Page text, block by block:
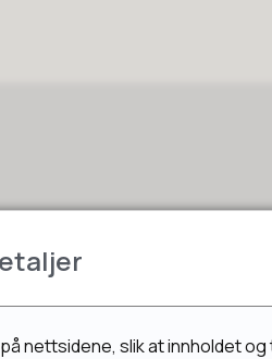
nettsidene, slik at innholdet